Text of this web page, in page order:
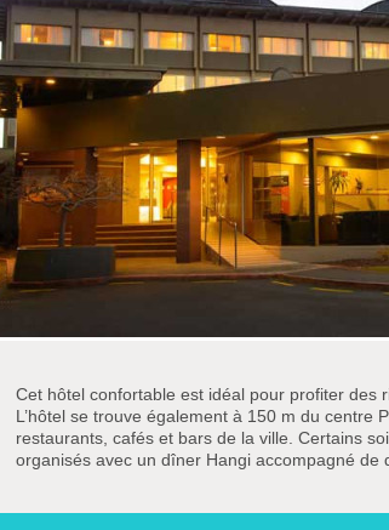
Cet hôtel confortable est idéal pour profiter des
L’hôtel se trouve également à 150 m du centre
restaurants, cafés et bars de la ville. Certains
organisés avec un dîner Hangi accompagné de